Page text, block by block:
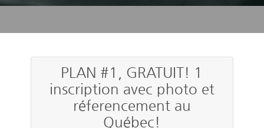
PLAN #1, GRATUIT! 1
inscription avec photo et
réferencement au
Québec!